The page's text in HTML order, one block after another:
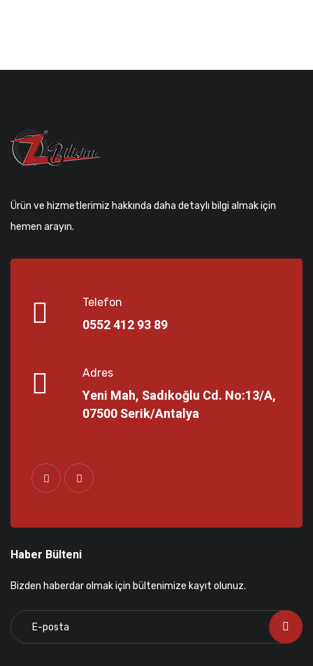
Ürün ve hizmetlerimiz hakkında daha detaylı bilgi almak için
hemen arayın.
Telefon
0552 412 93 89
Adres
Yeni Mah, Sadıkoğlu Cd. No:13/A,
07500 Serik/Antalya
Haber Bülteni
Bizden haberdar olmak için bültenimize kayıt olunuz.